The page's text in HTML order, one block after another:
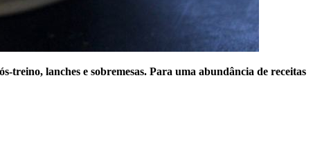
treino, lanches e sobremesas. Para uma abundância de receitas